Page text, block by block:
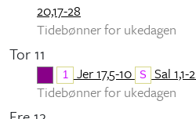
20,17-28
Tidebønner for ukedagen
Tor 11
1 Jer 17,5-10 S Sal 1,1-
Tidebønner for ukedagen